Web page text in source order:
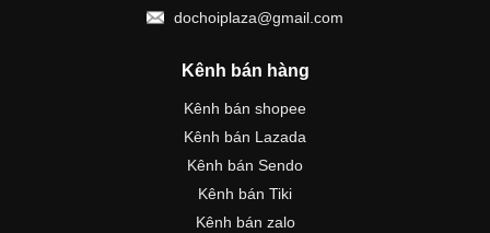
dochoiplaza@gmail.com
Kênh bán hàng
Kênh bán shopee
Kênh bán Lazada
Kênh bán Sendo
Kênh bán Tiki
Kênh bán zalo